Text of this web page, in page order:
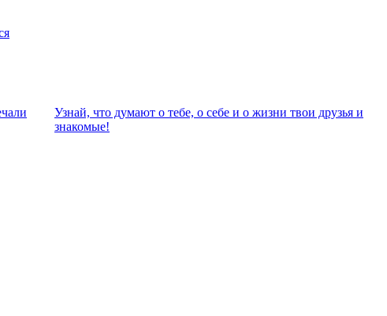
Узнай, что думают о тебе, о себе и о жизни твои друзья и
знакомые!